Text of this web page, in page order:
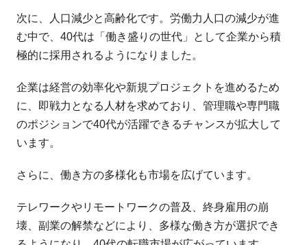
次に、人口減少と高齢化です。労働力人口の減少が進
む中で、40代は「働き盛りの世代」として企業から積
極的に採用されるようになりました。
企業は経営の効率化や新規プロジェクトを進めるため
に、即戦力となる人材を求めており、管理職や専門職
のポジションで40代が活躍できるチャンスが拡大して
います。
さらに、働き方の多様化も市場を広げています。
テレワークやリモートワークの普及、終身雇用の崩
壊、副業の解禁などにより、多様な働き方が選択でき